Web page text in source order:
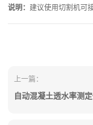
说明： 建议使用切割机可
上一篇：
自动混凝土透水率测